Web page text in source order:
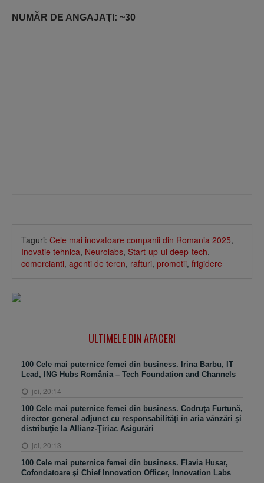
NUMĂR DE ANGAJAŢI: ~30
Taguri: Cele mai inovatoare companii din Romania 2025,
Inovatie tehnica, Neurolabs, Start-up-ul deep-tech,
comercianti, agenti de teren, rafturi, promotii, frigidere
ULTIMELE DIN AFACERI
100 Cele mai puternice femei din business. Irina Barbu, IT
Lead, ING Hubs România – Tech Foundation and Channels
joi, 20:14
100 Cele mai puternice femei din business. Codruţa Furtună,
director general adjunct cu responsabilităţi în aria vânzări şi
distribuţie la Allianz-Ţiriac Asigurări
joi, 20:13
100 Cele mai puternice femei din business. Flavia Husar,
Cofondatoare şi Chief Innovation Officer, Innovation Labs